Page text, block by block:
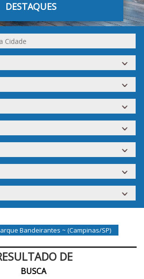
DESTAQUES
Bandeirantes ~ (Campinas/SP)
DE
BUSCA